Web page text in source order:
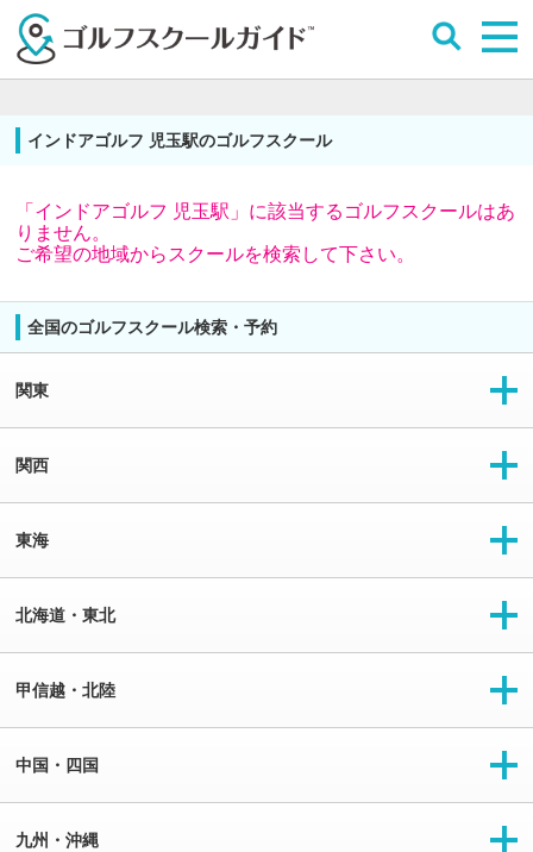
インドアゴルフ 児玉駅のゴルフスクール
「インドアゴルフ 児玉駅」に該当するゴルフスクールはあ
りません。
ご希望の地域からスクールを検索して下さい。
全国のゴルフスクール検索・予約
関東
関西
東海
北海道・東北
甲信越・北陸
中国・四国
九州・沖縄